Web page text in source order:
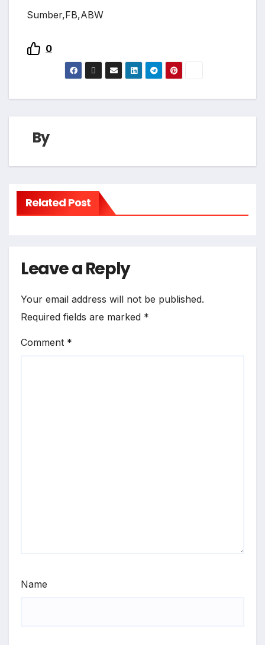
Sumber,FB,ABW
0
By
Related Post
Leave a Reply
Your email address will not be published.
Required fields are marked *
Comment *
Name